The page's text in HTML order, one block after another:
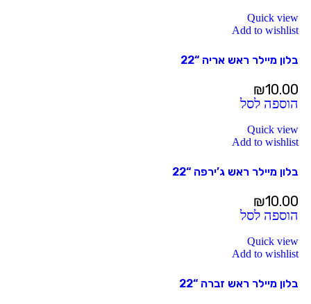
Quick view
Add to wishlist
בלון מיילר ראש אריה “22
₪10.00
הוספה לסל
Quick view
Add to wishlist
בלון מיילר ראש ג’ירפה “22
₪10.00
הוספה לסל
Quick view
Add to wishlist
בלון מיילר ראש זברה “22